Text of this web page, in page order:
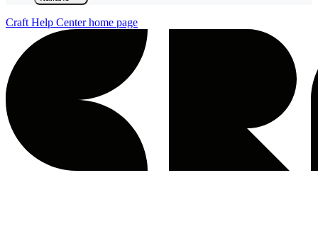
Craft Help Centerhome page